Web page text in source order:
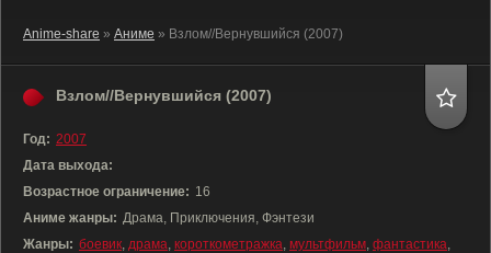
Anime-share » Аниме » Взлом//Вернувшийся (2007)
Взлом//Вернувшийся (2007)
Год: 2007
Дата выхода:
Возрастное ограничение: 16
Аниме жанры: Драма, Приключения, Фэнтези
Жанры: боевик, драма, короткометражка, мультфильм, фантастика,